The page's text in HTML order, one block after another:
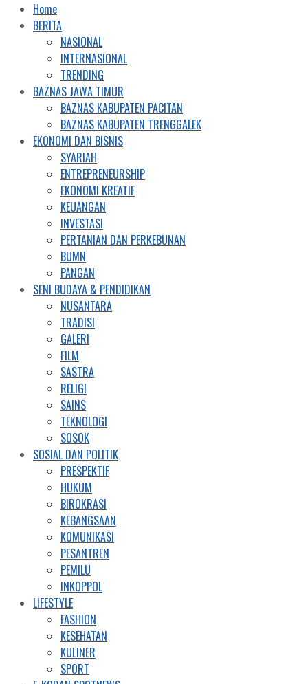
Home
BERITA
NASIONAL
INTERNASIONAL
TRENDING
BAZNAS JAWA TIMUR
BAZNAS KABUPATEN PACITAN
BAZNAS KABUPATEN TRENGGALEK
EKONOMI DAN BISNIS
SYARIAH
ENTREPRENEURSHIP
EKONOMI KREATIF
KEUANGAN
INVESTASI
PERTANIAN DAN PERKEBUNAN
BUMN
PANGAN
SENI BUDAYA & PENDIDIKAN
NUSANTARA
TRADISI
GALERI
FILM
SASTRA
RELIGI
SAINS
TEKNOLOGI
SOSOK
SOSIAL DAN POLITIK
PRESPEKTIF
HUKUM
BIROKRASI
KEBANGSAAN
KOMUNIKASI
PESANTREN
PEMILU
INKOPPOL
LIFESTYLE
FASHION
KESEHATAN
KULINER
SPORT